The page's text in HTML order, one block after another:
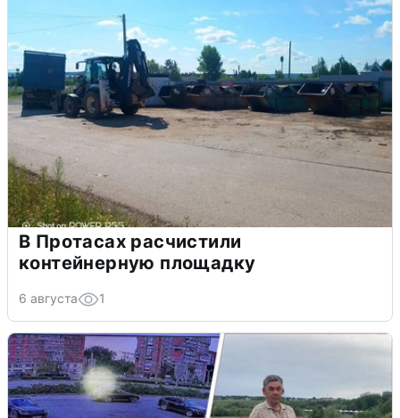
В Протасах расчистили
контейнерную площадку
6 августа 1